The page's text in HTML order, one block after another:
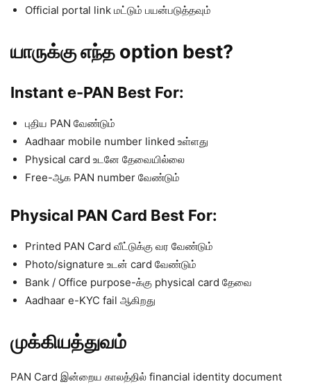
Official portal link மட்டும் பயன்படுத்தவும்
யாருக்கு எந்த option best?
Instant e-PAN Best For:
புதிய PAN வேண்டும்
Aadhaar mobile number linked உள்ளது
Physical card உடனே தேவையில்லை
Free-ஆக PAN number வேண்டும்
Physical PAN Card Best For:
Printed PAN Card வீட்டுக்கு வர வேண்டும்
Photo/signature உடன் card வேண்டும்
Bank / Office purpose-க்கு physical card தேவை
Aadhaar e-KYC fail ஆகிறது
முக்கியத்துவம்
PAN Card இன்றைய காலத்தில் financial identity document